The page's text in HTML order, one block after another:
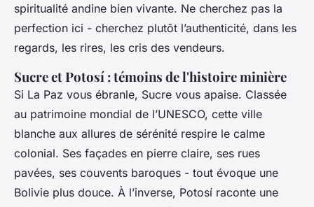
spiritualité andine bien vivante. Ne cherchez pas la
perfection ici - cherchez plutôt l’authenticité, dans les
regards, les rires, les cris des vendeurs.
Sucre et Potosí : témoins de l'histoire minière
Si La Paz vous ébranle, Sucre vous apaise. Classée
au patrimoine mondial de l’UNESCO, cette ville
blanche aux allures de sérénité respire le calme
colonial. Ses façades en pierre claire, ses rues
pavées, ses couvents baroques - tout évoque une
Bolivie plus douce. À l’inverse, Potosí raconte une